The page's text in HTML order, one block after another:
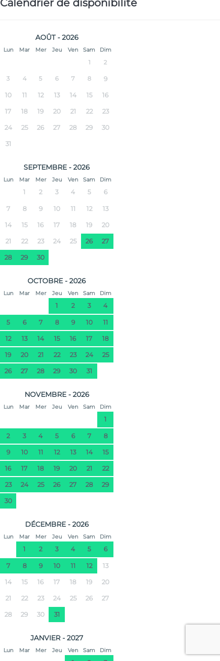
Calendrier de disponibilité
AOÛT - 2026
Lun Mar Mer Jeu Ven Sam Dim
1 2
3 4 5 6 7 8 9
10 11 12 13 14 15 16
17 18 19 20 21 22 23
24 25 26 27 28 29 30
31
SEPTEMBRE - 2026
Lun Mar Mer Jeu Ven Sam Dim
1 2 3 4 5 6
7 8 9 10 11 12 13
14 15 16 17 18 19 20
21 22 23 24 25 26 27
28 29 30
OCTOBRE - 2026
Lun Mar Mer Jeu Ven Sam Dim
1 2 3 4
5 6 7 8 9 10 11
12 13 14 15 16 17 18
19 20 21 22 23 24 25
26 27 28 29 30 31
NOVEMBRE - 2026
Lun Mar Mer Jeu Ven Sam Dim
1
2 3 4 5 6 7 8
9 10 11 12 13 14 15
16 17 18 19 20 21 22
23 24 25 26 27 28 29
30
DÉCEMBRE - 2026
Lun Mar Mer Jeu Ven Sam Dim
1 2 3 4 5 6
7 8 9 10 11 12 13
14 15 16 17 18 19 20
21 22 23 24 25 26 27
28 29 30 31
JANVIER - 2027
Lun Mar Mer Jeu Ven Sam Dim